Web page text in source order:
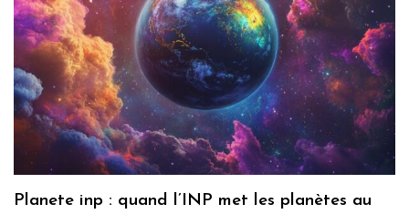
Planete inp : quand l’INP met les planètes au